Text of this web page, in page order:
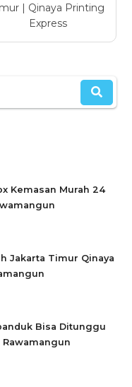
| Qinaya Printing
Express
Kemasan Murah 24
Jakarta Timur Qinaya
Bisa Ditunggu